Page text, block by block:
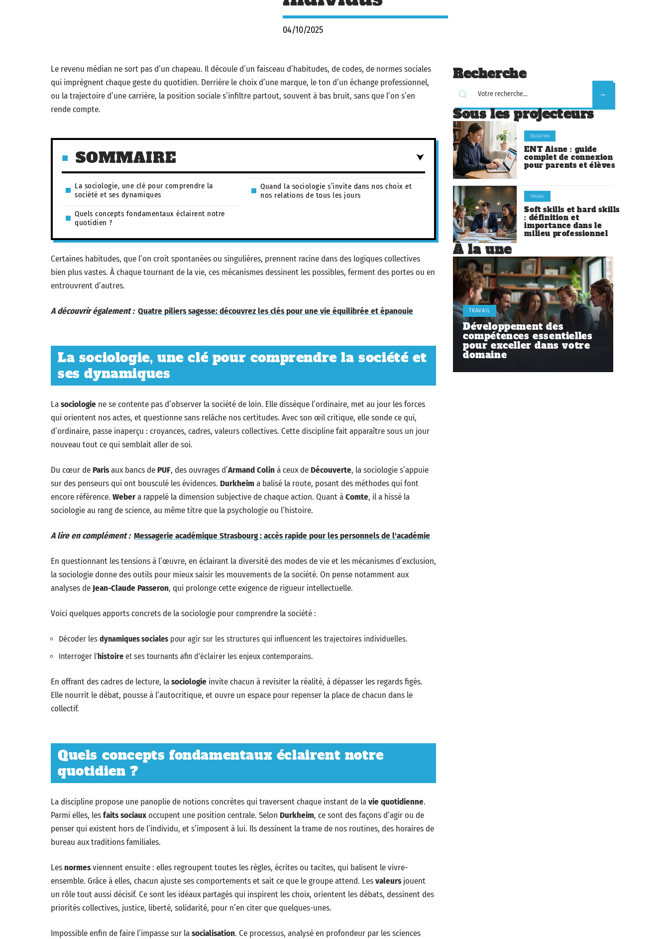
04/10/2025
Le revenu médian ne sort pas d’un chapeau. Il découle d’un faisceau d’habitudes, de codes, de normes sociales
qui imprègnent chaque geste du quotidien. Derrière le choix d’une marque, le ton d’un échange professionnel,
ou la trajectoire d’une carrière, la position sociale s’infiltre partout, souvent à bas bruit, sans que l’on s’en
rende compte.
SOMMAIRE
La sociologie, une clé pour comprendre la
société et ses dynamiques
Quels concepts fondamentaux éclairent notre
quotidien ?
Quand la sociologie s’invite dans nos choix et
nos relations de tous les jours
Certaines habitudes, que l’on croit spontanées ou singulières, prennent racine dans des logiques collectives
bien plus vastes. À chaque tournant de la vie, ces mécanismes dessinent les possibles, ferment des portes ou en
entrouvrent d’autres.
A découvrir également : Quatre piliers sagesse: découvrez les clés pour une vie équilibrée et épanouie
La sociologie, une clé pour comprendre la société et
ses dynamiques
Lasociologie ne se contente pas d’observer la société de loin. Elle dissèque l’ordinaire, met au jour les forces
qui orientent nos actes, et questionne sans relâche nos certitudes. Avec son œil critique, elle sonde ce qui,
d’ordinaire, passe inaperçu : croyances, cadres, valeurs collectives. Cette discipline fait apparaître sous un jour
nouveau tout ce qui semblait aller de soi.
Du cœur de Parisaux bancs de PUF, des ouvrages d’Armand Colin à ceux de Découverte, la sociologie s’appuie
sur des penseurs qui ont bousculé les évidences. Durkheima balisé la route, posant des méthodes qui font
encore référence. Webera rappelé la dimension subjective de chaque action. Quant àComte, il a hissé la
sociologie au rang de science, au même titre que la psychologie ou l’histoire.
A lire en complément : Messagerie académique Strasbourg : accès rapide pour les personnels de l'académie
En questionnant les tensions à l’œuvre, en éclairant la diversité des modes de vie et les mécanismes d’exclusion,
la sociologie donne des outils pour mieux saisir les mouvements de la société. On pense notamment aux
analyses de Jean-Claude Passeron, qui prolonge cette exigence de rigueur intellectuelle.
Voici quelques apports concrets de la sociologie pour comprendre la société :
Décoder les dynamiques sociales pour agir sur les structures qui influencent les trajectoires individuelles.
Interroger l’histoire et ses tournants afin d’éclairer les enjeux contemporains.
En offrant des cadres de lecture, lasociologie invite chacun à revisiter la réalité, à dépasser les regards figés.
Elle nourrit le débat, pousse à l’autocritique, et ouvre un espace pour repenser la place de chacun dans le
collectif.
Quels concepts fondamentaux éclairent notre
quotidien ?
La discipline propose une panoplie de notions concrètes qui traversent chaque instant de lavie quotidienne.
Parmi elles, lesfaits sociauxoccupent une position centrale. Selon Durkheim, ce sont des façons d’agir ou de
penser qui existent hors de l’individu, et s’imposent à lui. Ils dessinent la trame de nos routines, des horaires de
bureau aux traditions familiales.
Lesnormesviennent ensuite : elles regroupent toutes les règles, écrites ou tacites, qui balisent le vivre-
ensemble. Grâce à elles, chacun ajuste ses comportements et sait ce que le groupe attend. Lesvaleursjouent
un rôle tout aussi décisif. Ce sont les idéaux partagés qui inspirent les choix, orientent les débats, dessinent des
priorités collectives, justice, liberté, solidarité, pour n’en citer que quelques-unes.
Impossible enfin de faire l’impasse sur lasocialisation. Ce processus, analysé en profondeur par les sciences
Recherche
Sous les projecteurs
ÉDUCATION
ENT Aisne : guide
complet de connexion
pour parents et élèves
TRAVAIL
Soft skills et hard skills
: définition et
importance dans le
milieu professionnel
À la une
TRAVAIL
Développement des
compétences essentielles
pour exceller dans votre
domaine